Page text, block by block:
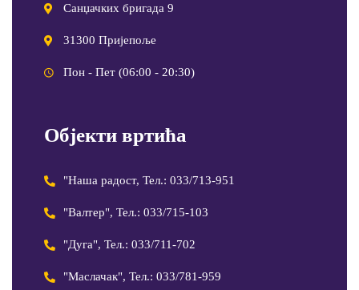
Санџачких бригада 9
31300 Пријепоље
Пон - Пет (06:00 - 20:30)
Објекти вртића
"Наша радост, Тел.: 033/713-951
"Валтер", Тел.: 033/715-103
"Дуга", Тел.: 033/711-702
"Маслачак", Тел.: 033/781-959